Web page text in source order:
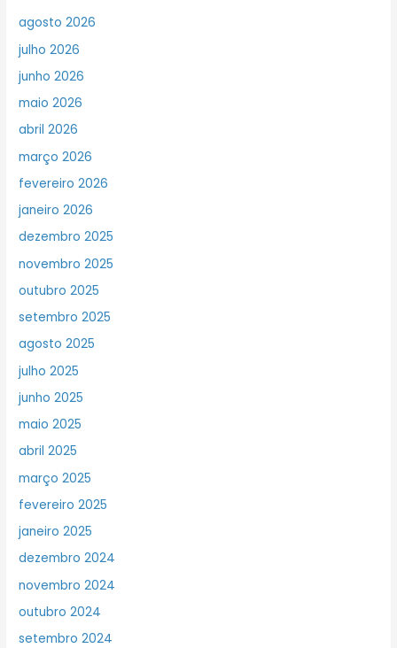
agosto 2026
julho 2026
junho 2026
maio 2026
abril 2026
março 2026
fevereiro 2026
janeiro 2026
dezembro 2025
novembro 2025
outubro 2025
setembro 2025
agosto 2025
julho 2025
junho 2025
maio 2025
abril 2025
março 2025
fevereiro 2025
janeiro 2025
dezembro 2024
novembro 2024
outubro 2024
setembro 2024